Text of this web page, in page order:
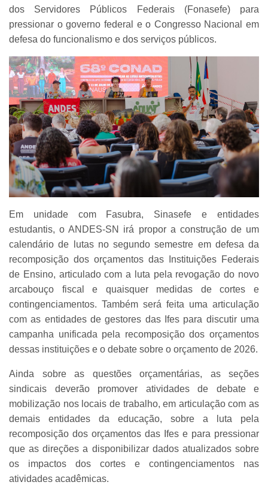
dos Servidores Públicos Federais (Fonasefe) para
pressionar o governo federal e o Congresso Nacional em
defesa do funcionalismo e dos serviços públicos.
Em unidade com Fasubra, Sinasefe e entidades
estudantis, o ANDES-SN irá propor a construção de um
calendário de lutas no segundo semestre em defesa da
recomposição dos orçamentos das Instituições Federais
de Ensino, articulado com a luta pela revogação do novo
arcabouço fiscal e quaisquer medidas de cortes e
contingenciamentos. Também será feita uma articulação
com as entidades de gestores das Ifes para discutir uma
campanha unificada pela recomposição dos orçamentos
dessas instituições e o debate sobre o orçamento de 2026.
Ainda sobre as questões orçamentárias, as seções
sindicais deverão promover atividades de debate e
mobilização nos locais de trabalho, em articulação com as
demais entidades da educação, sobre a luta pela
recomposição dos orçamentos das Ifes e para pressionar
que as direções a disponibilizar dados atualizados sobre
os impactos dos cortes e contingenciamentos nas
atividades acadêmicas.